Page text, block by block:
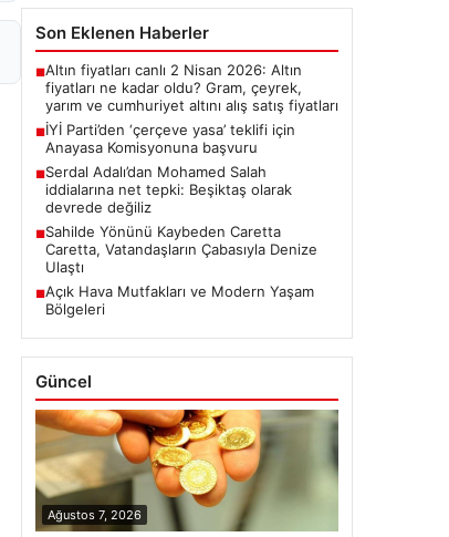
Son Eklenen Haberler
■Altın fiyatları canlı 2 Nisan 2026: Altın
fiyatları ne kadar oldu? Gram, çeyrek,
yarım ve cumhuriyet altını alış satış fiyatları
■İYİ Parti’den ‘çerçeve yasa’ teklifi için
Anayasa Komisyonuna başvuru
■Serdal Adalı’dan Mohamed Salah
iddialarına net tepki: Beşiktaş olarak
devrede değiliz
■Sahilde Yönünü Kaybeden Caretta
Caretta, Vatandaşların Çabasıyla Denize
Ulaştı
■Açık Hava Mutfakları ve Modern Yaşam
Bölgeleri
Güncel
Ağustos 7, 2026